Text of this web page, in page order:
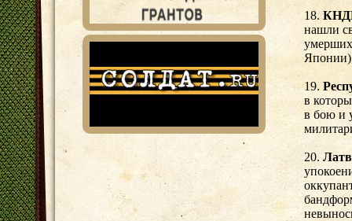
18.
нашли
умерших
19.
в
в бою и
20.